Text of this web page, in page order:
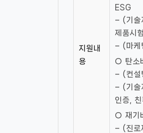
지원내
용
ESG
– (기술
제품시
– (마케
○ 탄소
– (컨설
– (기술
인증,
○ 재기
– (진로